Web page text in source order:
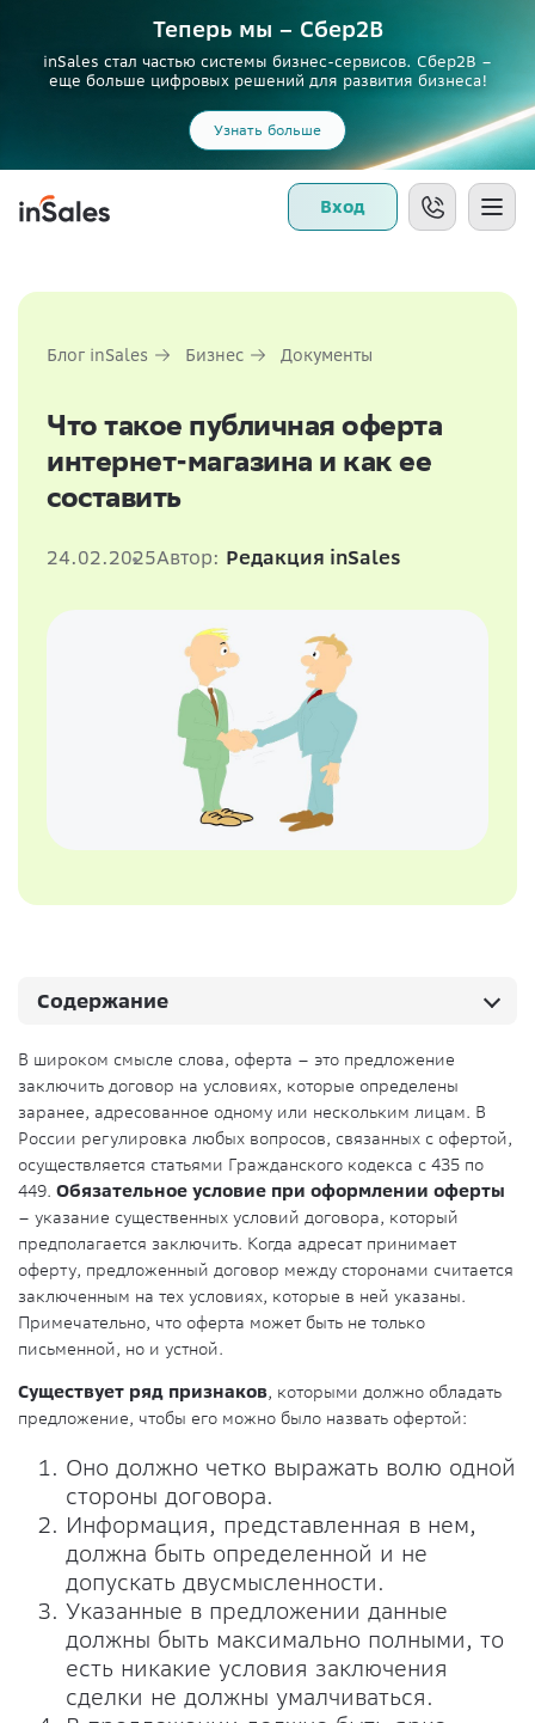
Теперь мы – Сбер2B
inSales стал частью системы бизнес-сервисов. Сбер2В –
еще больше цифровых решений для развития бизнеса!
Узнать больше
Вход
Блог inSales Бизнес Документы
Что такое публичная оферта
интернет-магазина и как ее
составить
24.02.2025Автор: Редакция inSales
В широком смысле слова, оферта – это предложение
заключить договор на условиях, которые определены
заранее, адресованное одному или нескольким лицам. В
России регулировка любых вопросов, связанных с офертой,
осуществляется статьями Гражданского кодекса с 435 по
449. Обязательное условие при оформлении оферты
– указание существенных условий договора, который
предполагается заключить. Когда адресат принимает
оферту, предложенный договор между сторонами считается
заключенным на тех условиях, которые в ней указаны.
Примечательно, что оферта может быть не только
письменной, но и устной.
Существует ряд признаков, которыми должно обладать
предложение, чтобы его можно было назвать офертой:
Оно должно четко выражать волю одной
стороны договора.
Информация, представленная в нем,
должна быть определенной и не
допускать двусмысленности.
Указанные в предложении данные
должны быть максимально полными, то
есть никакие условия заключения
сделки не должны умалчиваться.
Содержание